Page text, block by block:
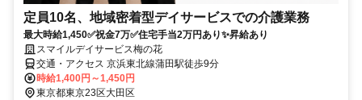
定員10名、地域密着型デイサービスでの介護業務
最大時給1,450✅祝金7万✅住宅手当2万円あり✨昇給あり
スマイルデイサービス梅の花
交通・アクセス 京浜東北線蒲田駅徒歩9分
時給1,400円～1,450円
東京都東京23区大田区